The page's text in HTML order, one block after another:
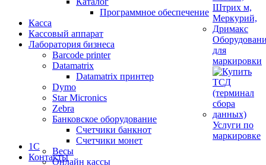
Программное обеспечение
Касса
Кассовый аппарат
Лаборатория бизнеса
Barcode printer
Datamatrix
Datamatrix принтер
Dymo
Star Micronics
Zebra
Банковское оборудование
Счетчики банкнот
Счетчики монет
Весы
Онлайн кассы
для
маркировки
Услуги по
маркировке
1С
Контакты